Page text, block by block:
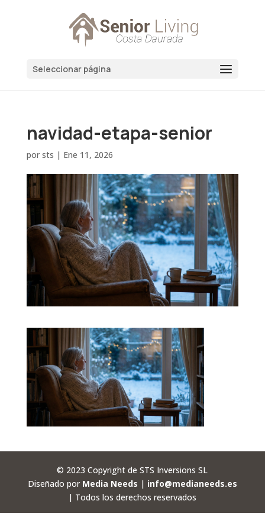
Seleccionar página
navidad-etapa-senior
por sts | Ene 11, 2026
© 2023 Copyright de STS Inversions SL
Diseñado por Media Needs | info@medianeeds.es
| Todos los derechos reservados